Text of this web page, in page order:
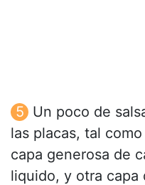
Un poco de
las placas, tal
capa generosa de
liquido, y otra capa